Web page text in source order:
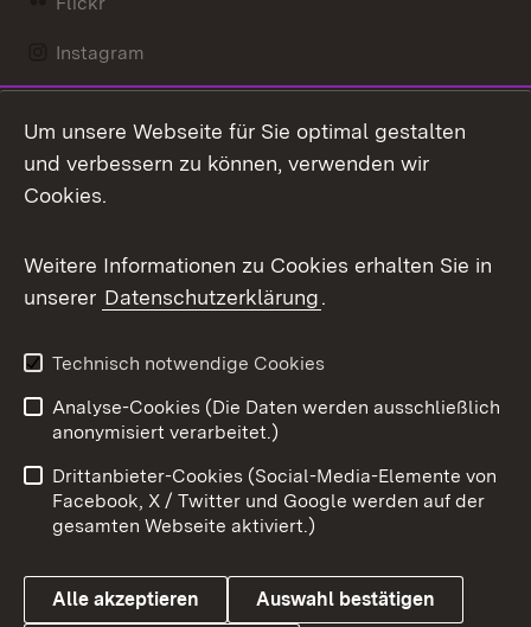
Instagram
Mastodon
Messenger
Social Wall
X / Twitter
Youtube
Benutzungshinweise
Barrierefreiheit
Datenschutz
Cookies
Um unsere Webseite für Sie optimal gestalten
und verbessern zu können, verwenden wir
Cookies.
Weitere Informationen zu Cookies erhalten Sie in
unserer Datenschutzerklärung.
Technisch notwendige Cookies
Analyse-Cookies (Die Daten werden ausschließlich
anonymisiert verarbeitet.)
Drittanbieter-Cookies (Social-Media-Elemente von
Facebook, X / Twitter und Google werden auf der
gesamten Webseite aktiviert.)
Alle akzeptieren Auswahl bestätigen